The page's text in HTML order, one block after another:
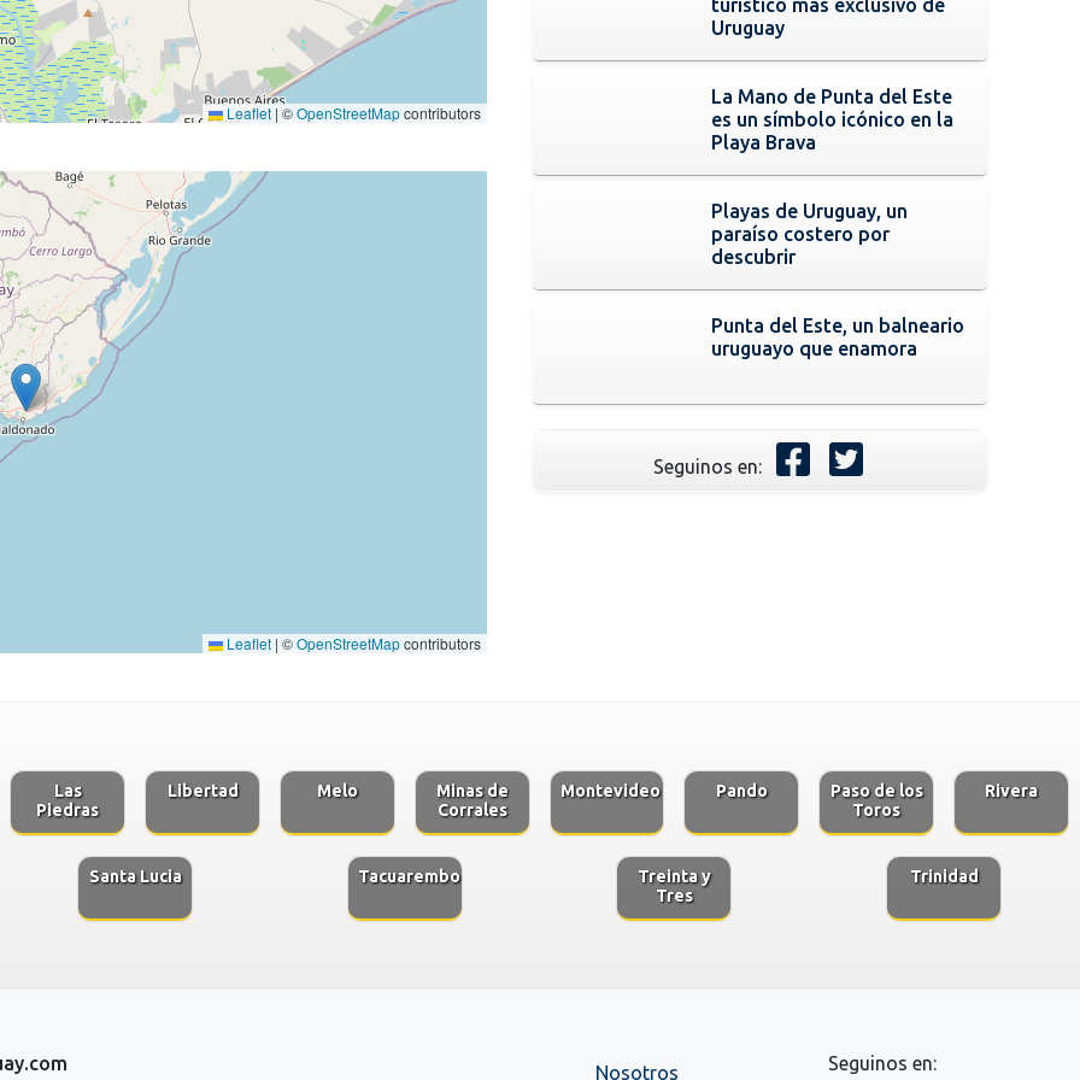
Leaflet | ©OpenStreetMapcontributors
Leaflet | ©OpenStreetMapcontributors
turístico más exclusivo de
Uruguay
La Mano de Punta del Este
es un símbolo icónico en la
Playa Brava
Playas de Uruguay, un
paraíso costero por
descubrir
Punta del Este, un balneario
uruguayo que enamora
Seguinos en:
Las
Piedras
Libertad Melo
Minas de
Corrales
Montevideo Pando
Paso de los
Toros
Rivera
Santa Lucia Tacuarembo
Treinta y
Tres
Trinidad
Nosotros Seguinos en: